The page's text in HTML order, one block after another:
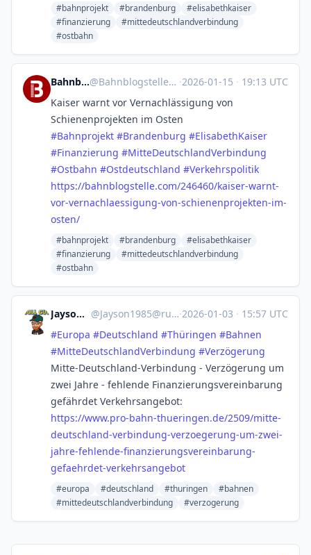
#bahnprojekt #brandenburg
#elisabethkaiser
#finanzierung
#mittedeutschlandverbindung
#ostbahn
Bahnblogstelle@Bahnblogstelle@mastodon.social ·2026-01-15 · 19:13 UTC
Kaiser warnt vor Vernachlässigung von
Schienenprojekten im Osten
#Bahnprojekt #Brandenburg #ElisabethKaiser
#Finanzierung #MitteDeutschlandVerbindung
#Ostbahn #Ostdeutschland #Verkehrspolitik
https://bahnblogstelle.com/246460/kaiser-warnt-
vor-vernachlaessigung-von-schienenprojekten-im-
osten/
#bahnprojekt #brandenburg
#elisabethkaiser
#finanzierung
#mittedeutschlandverbindung
#ostbahn
Jayson1985 @Jayson1985@ruhr.social ·2026-01-03 · 15:57 UTC
#Europa #Deutschland #Thüringen #Bahnen
#MitteDeutschlandVerbindung #Verzögerung
Mitte-Deutschland-Verbindung - Verzögerung um
zwei Jahre - fehlende Finanzierungsvereinbarung
gefährdet Verkehrsangebot:
https://www.pro-bahn-thueringen.de/2509/mitte-
deutschland-verbindung-verzoegerung-um-zwei-
jahre-fehlende-finanzierungsvereinbarung-
gefaehrdet-verkehrsangebot
#europa #deutschland #thuringen
#bahnen
#mittedeutschlandverbindung
#verzogerung